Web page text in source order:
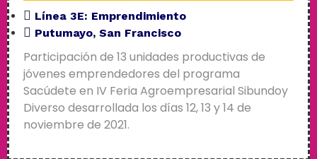
Línea 3E: Emprendimiento
Putumayo, San Francisco
Participación de 13 unidades productivas de
jóvenes emprendedores del programa
Sacúdete en IV Feria Agroempresarial Sibundoy
Diverso desarrollada los días 12, 13 y 14 de
noviembre de 2021.